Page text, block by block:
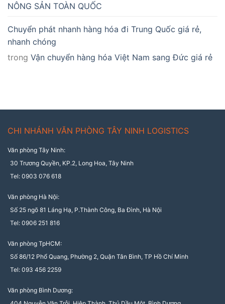
NÔNG SẢN TOÀN QUỐC
Chuyển phát nhanh hàng hóa đi Trung Quốc giá rẻ,
nhanh chóng
trong Vận chuyển hàng hóa Việt Nam sang Đức giá rẻ
CHI NHÁNH VĂN PHÒNG TÂY NINH LOGISTICS
Văn phòng Tây Ninh:
30 Trương Quyền, KP.2, Long Hoa, Tây Ninh
Tel: 0903 076 618
Văn phòng Hà Nội:
Số 25 ngõ 81 Láng Hạ, P.Thành Công, Ba Đình, Hà Nội
Tel: 0906 251 816
Văn phòng TpHCM:
Số 86/12 Phổ Quang, Phường 2, Quận Tân Bình, TP Hồ Chí Minh
Tel: 093 456 2259
Văn phòng Bình Dương: